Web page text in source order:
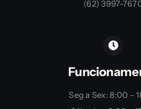
(62) 3997-
Seg a Sex: 8:00 –